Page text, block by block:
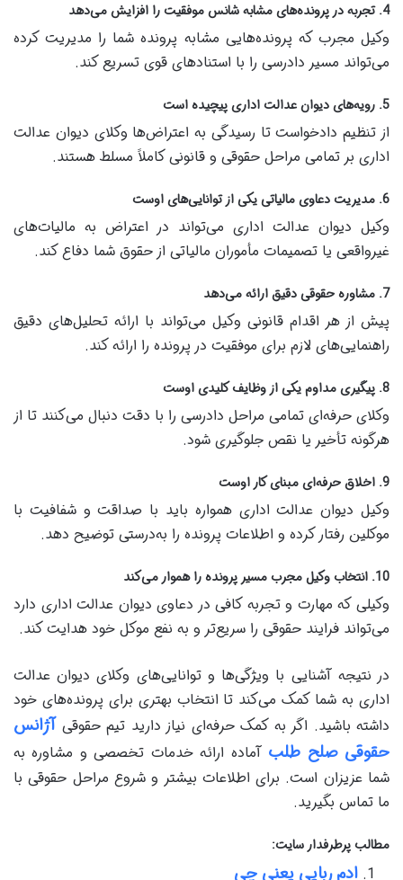
4. تجربه در پرونده‌های مشابه شانس موفقیت را افزایش می‌دهد
وکیل مجرب که پرونده‌هایی مشابه پرونده شما را مدیریت کرده
می‌تواند مسیر دادرسی را با استنادهای قوی تسریع کند.
5. رویه‌های دیوان عدالت اداری پیچیده است
از تنظیم دادخواست تا رسیدگی به اعتراض‌ها وکلای دیوان عدالت
اداری بر تمامی مراحل حقوقی و قانونی کاملاً مسلط هستند.
6. مدیریت دعاوی مالیاتی یکی از توانایی‌های اوست
وکیل دیوان عدالت اداری می‌تواند در اعتراض به مالیات‌های
غیرواقعی یا تصمیمات مأموران مالیاتی از حقوق شما دفاع کند.
7. مشاوره حقوقی دقیق ارائه می‌دهد
پیش از هر اقدام قانونی وکیل می‌تواند با ارائه تحلیل‌های دقیق
راهنمایی‌های لازم برای موفقیت در پرونده را ارائه کند.
8. پیگیری مداوم یکی از وظایف کلیدی اوست
وکلای حرفه‌ای تمامی مراحل دادرسی را با دقت دنبال می‌کنند تا از
هرگونه تأخیر یا نقص جلوگیری شود.
9. اخلاق حرفه‌ای مبنای کار اوست
وکیل دیوان عدالت اداری همواره باید با صداقت و شفافیت با
موکلین رفتار کرده و اطلاعات پرونده را به‌درستی توضیح دهد.
10. انتخاب وکیل مجرب مسیر پرونده را هموار می‌کند
وکیلی که مهارت و تجربه کافی در دعاوی دیوان عدالت اداری دارد
می‌تواند فرایند حقوقی را سریع‌تر و به نفع موکل خود هدایت کند.
در نتیجه آشنایی با ویژگی‌ها و توانایی‌های وکلای دیوان عدالت
اداری به شما کمک می‌کند تا انتخاب بهتری برای پرونده‌های خود
داشته باشید. اگر به کمک حرفه‌ای نیاز دارید تیم حقوقیآژانس
حقوقی صلح طلب آماده ارائه خدمات تخصصی و مشاوره به
شما عزیزان است. برای اطلاعات بیشتر و شروع مراحل حقوقی با
ما تماس بگیرید.
مطالب پرطرفدار سایت:
ادم ربایی یعنی چی